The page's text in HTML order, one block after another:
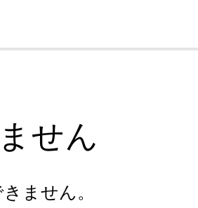
せん
ません。